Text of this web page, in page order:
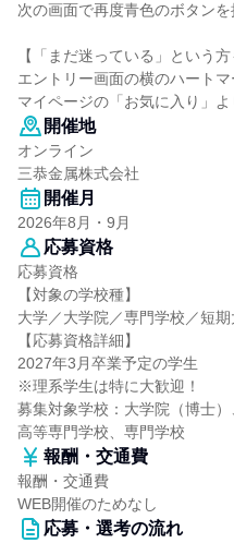
次の画面で再度青色のボタンを
【「まだ迷っている」という方
エントリー画面の横のハートマ
マイページの「お気に入り」
開催地
オンライン
三恭金属株式会社
開催月
2026年8月・9月
応募資格
応募資格
【対象の学校種】
大学／大学院／専門学校／短
【応募資格詳細】
2027年3月卒業予定の学生
※理系学生は特に大歓迎！
募集対象学校：大学院（博士
高等専門学校、専門学校
報酬・交通費
報酬・交通費
WEB開催のためなし
応募・選考の流れ